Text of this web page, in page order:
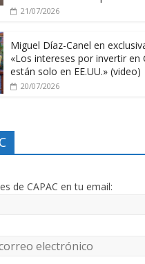
21/07/2026
Miguel Díaz-Canel en
«Los intereses por invertir en
están solo en EE.UU.» (video)
20/07/2026
de CAPAC en tu email: